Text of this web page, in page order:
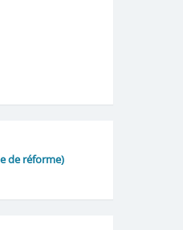
de réforme)